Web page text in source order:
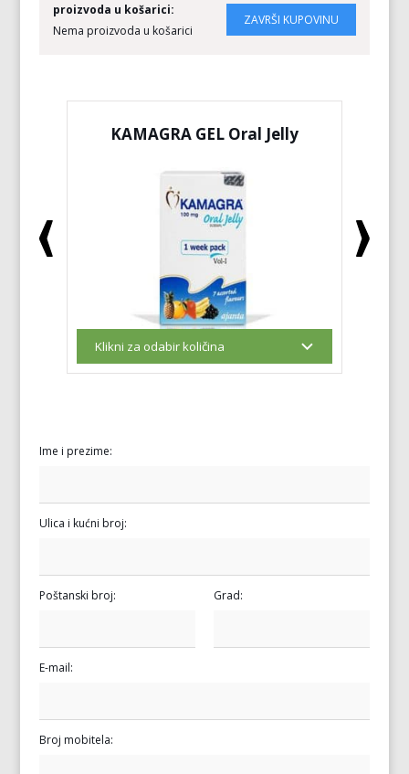
proizvoda u košarici:
Nema proizvoda u košarici
KAMAGRA GEL Oral Jelly
Ime i prezime:
Ulica i kućni broj:
Poštanski broj: Grad:
E-mail:
Broj mobitela: